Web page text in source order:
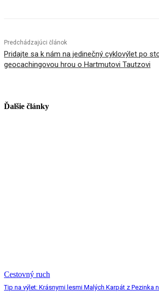
Predchádzajúci článok
Pridajte sa k nám na jedinečný cyklovýlet po
geocachingovou hrou o Hartmutovi Tautzovi
Ďalšie články
Cestovný ruch
Tip na výlet: Krásnymi lesmi Malých Karpát z Pezinka